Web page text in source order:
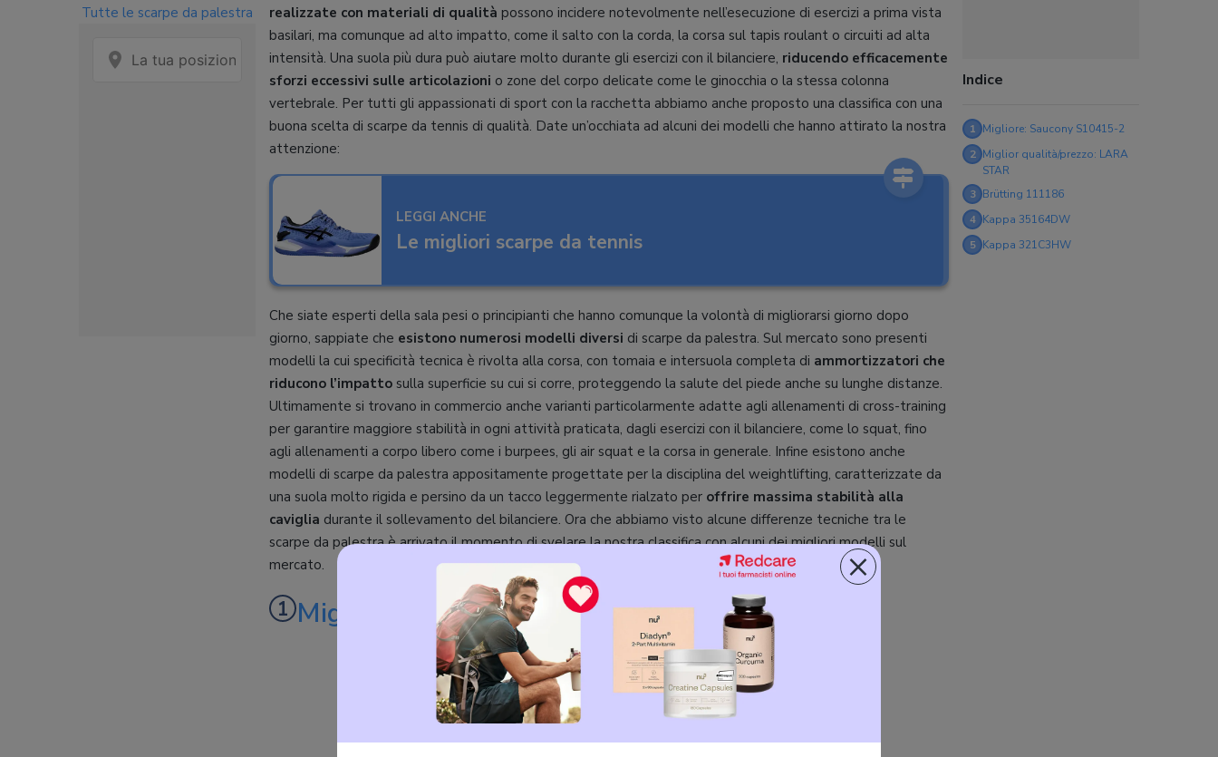
Indice
1 Migliore: Saucony S10415-2
2 Miglior qualità/prezzo: LARA
STAR
3 Brütting 111186
4 Kappa 35164DW
5 Kappa 321C3HW
realizzate con materiali di qualità possono incidere notevolmente nell’esecuzione di esercizi a prima vista
basilari, ma comunque ad alto impatto, come il salto con la corda, la corsa sul tapis roulant o circuiti ad alta
intensità. Una suola più dura può aiutare molto durante gli esercizi con il bilanciere, riducendo efficacemente
sforzi eccessivi sulle articolazioni o zone del corpo delicate come le ginocchia o la stessa colonna
vertebrale. Per tutti gli appassionati di sport con la racchetta abbiamo anche proposto una classifica con una
buona scelta di scarpe da tennis di qualità. Date un’occhiata ad alcuni dei modelli che hanno attirato la nostra
attenzione:
LEGGI ANCHE
Le migliori scarpe da tennis
Che siate esperti della sala pesi o principianti che hanno comunque la volontà di migliorarsi giorno dopo
giorno, sappiate che esistono numerosi modelli diversi di scarpe da palestra. Sul mercato sono presenti
modelli la cui specificità tecnica è rivolta alla corsa, con tomaia e intersuola completa di ammortizzatori che
riducono l’impatto sulla superficie su cui si corre, proteggendo la salute del piede anche su lunghe distanze.
Ultimamente si trovano in commercio anche varianti particolarmente adatte agli allenamenti di cross-training
per garantire maggiore stabilità in ogni attività praticata, dagli esercizi con il bilanciere, come lo squat, fino
agli allenamenti a corpo libero come i burpees, gli air squat e la corsa in generale. Infine esistono anche
modelli di scarpe da palestra appositamente progettate per la disciplina del weightlifting, caratterizzate da
una suola molto rigida e persino da un tacco leggermente rialzato per offrire massima stabilità alla
caviglia durante il sollevamento del bilanciere. Ora che abbiamo visto alcune differenze tecniche tra le
scarpe da palestra è arrivato il momento di svelare la nostra classifica con alcuni dei migliori modelli sul
mercato.
Migliore: Saucony S10415-2
9 / 10 Recensisci
35.5 EU 38.5 EU 43.5 EU
Materiale suola:Sughero
Materiale interno:sintetico
Tutte le scarpe da palestra
×